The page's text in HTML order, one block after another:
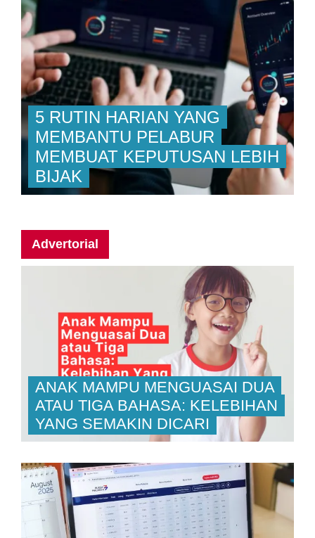
5 RUTIN HARIAN YANG
MEMBANTU PELABUR
MEMBUAT KEPUTUSAN LEBIH
BIJAK
Advertorial
ANAK MAMPU MENGUASAI DUA
ATAU TIGA BAHASA: KELEBIHAN
YANG SEMAKIN DICARI